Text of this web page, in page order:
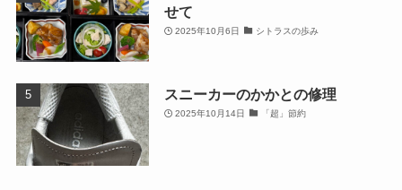
せて
2025年10月6日 シトラスの歩み
スニーカーのかかとの修理
2025年10月14日 「超」節約